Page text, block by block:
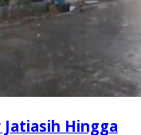
Hingga